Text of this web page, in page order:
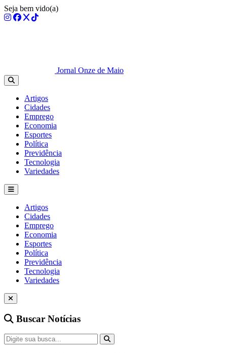
Seja bem vido(a)
Jornal Onze de Maio
Artigos
Cidades
Emprego
Economia
Esportes
Política
Previdência
Tecnologia
Variedades
Artigos
Cidades
Emprego
Economia
Esportes
Política
Previdência
Tecnologia
Variedades
Buscar Notícias